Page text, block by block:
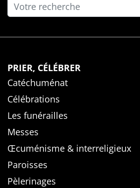
PRIER, CÉLÉBRER
Catéchuménat
Célébrations
Les funérailles
Messes
Œcuménisme & interreligieux
Paroisses
Pèlerinages